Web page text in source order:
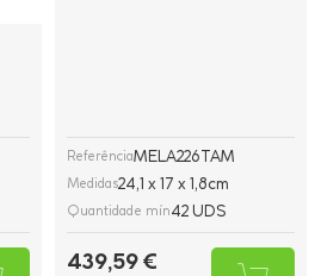
ReferênciaMELA226TAM
Medidas24,1 x 17 x 1,8cm
Quantidade mín42 UDS
439,59 €